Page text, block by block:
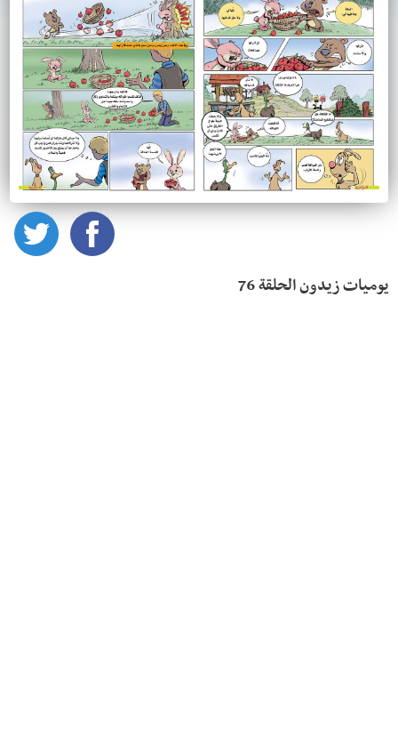
يوميات زيدون الحلقة 76